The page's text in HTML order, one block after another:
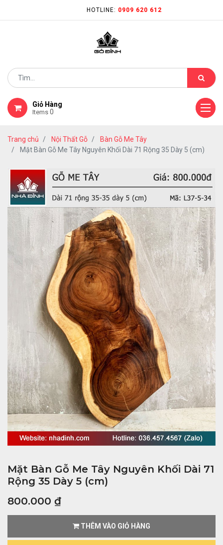
HOTLINE: 0909 620 612
Giỏ Hàng
Items 0
Trang chủ Nội Thất Gỗ
Bàn Gỗ Me Tây
Mặt Bàn Gỗ Me Tây Nguyên Khối Dài 71 Rộng 35 Dày 5 (cm)
Mặt Bàn Gỗ Me Tây Nguyên Khối Dài 71
Rộng 35 Dày 5 (cm)
800.000 ₫
THÊM VÀO GIỎ HÀNG